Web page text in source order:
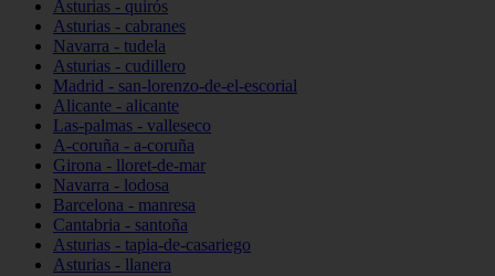
Asturias - quirós
Asturias - cabranes
Navarra - tudela
Asturias - cudillero
Madrid - san-lorenzo-de-el-escorial
Alicante - alicante
Las-palmas - valleseco
A-coruña - a-coruña
Girona - lloret-de-mar
Navarra - lodosa
Barcelona - manresa
Cantabria - santoña
Asturias - tapia-de-casariego
Asturias - llanera